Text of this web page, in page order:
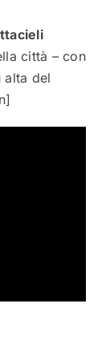
città – con
alta del